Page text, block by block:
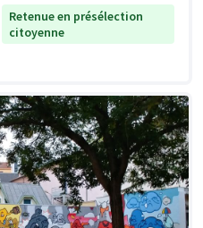
Retenue en présélection
citoyenne